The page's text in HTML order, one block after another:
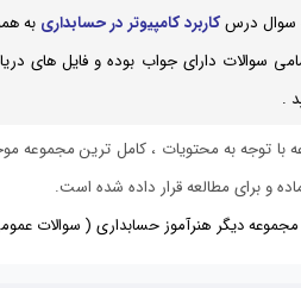
سوال درسکاربرد کامپیوتر در حسابداری به
سوالات دارای جواب بوده و فایل های
.
با توجه به محتویات ، کامل ترین
و برای مطالعه قرار داده شده است.
مجموعه دیگر هنرآموز حسابداری ( سوالات